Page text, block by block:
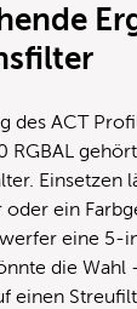
des ACT
RGBAL
Einsetzen
ein
eine 5-
die
einen